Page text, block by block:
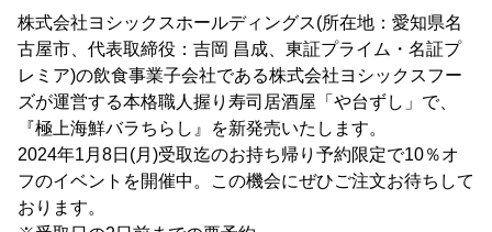
株式会社ヨシックスホールディングス(所在地：愛知県名
古屋市、代表取締役：吉岡 昌成、東証プライム・名証プ
レミア)の飲食事業子会社である株式会社ヨシックスフー
ズが運営する本格職人握り寿司居酒屋「や台ずし」で、
『極上海鮮バラちらし』を新発売いたします。
2024年1月8日(月)受取迄のお持ち帰り予約限定で10％オ
フのイベントを開催中。この機会にぜひご注文お待ちして
おります。